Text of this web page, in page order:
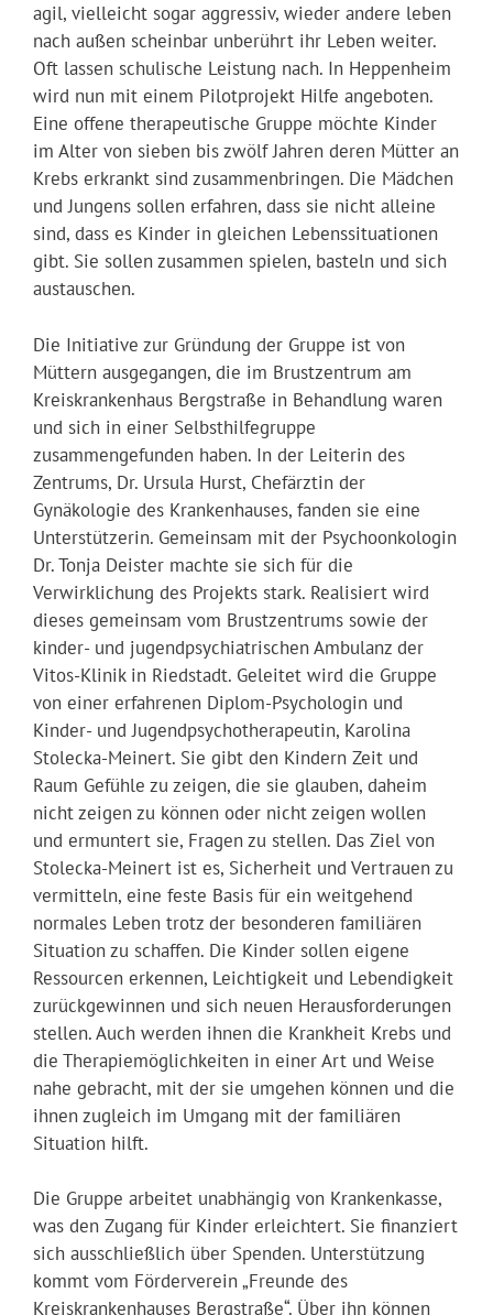
agil, vielleicht sogar aggressiv, wieder andere leben
nach außen scheinbar unberührt ihr Leben weiter.
Oft lassen schulische Leistung nach. In Heppenheim
wird nun mit einem Pilotprojekt Hilfe angeboten.
Eine offene therapeutische Gruppe möchte Kinder
im Alter von sieben bis zwölf Jahren deren Mütter an
Krebs erkrankt sind zusammenbringen. Die Mädchen
und Jungens sollen erfahren, dass sie nicht alleine
sind, dass es Kinder in gleichen Lebenssituationen
gibt. Sie sollen zusammen spielen, basteln und sich
austauschen.
Die Initiative zur Gründung der Gruppe ist von
Müttern ausgegangen, die im Brustzentrum am
Kreiskrankenhaus Bergstraße in Behandlung waren
und sich in einer Selbsthilfegruppe
zusammengefunden haben. In der Leiterin des
Zentrums, Dr. Ursula Hurst, Chefärztin der
Gynäkologie des Krankenhauses, fanden sie eine
Unterstützerin. Gemeinsam mit der Psychoonkologin
Dr. Tonja Deister machte sie sich für die
Verwirklichung des Projekts stark. Realisiert wird
dieses gemeinsam vom Brustzentrums sowie der
kinder- und jugendpsychiatrischen Ambulanz der
Vitos-Klinik in Riedstadt. Geleitet wird die Gruppe
von einer erfahrenen Diplom-Psychologin und
Kinder- und Jugendpsychotherapeutin, Karolina
Stolecka-Meinert. Sie gibt den Kindern Zeit und
Raum Gefühle zu zeigen, die sie glauben, daheim
nicht zeigen zu können oder nicht zeigen wollen
und ermuntert sie, Fragen zu stellen. Das Ziel von
Stolecka-Meinert ist es, Sicherheit und Vertrauen zu
vermitteln, eine feste Basis für ein weitgehend
normales Leben trotz der besonderen familiären
Situation zu schaffen. Die Kinder sollen eigene
Ressourcen erkennen, Leichtigkeit und Lebendigkeit
zurückgewinnen und sich neuen Herausforderungen
stellen. Auch werden ihnen die Krankheit Krebs und
die Therapiemöglichkeiten in einer Art und Weise
nahe gebracht, mit der sie umgehen können und die
ihnen zugleich im Umgang mit der familiären
Situation hilft.
Die Gruppe arbeitet unabhängig von Krankenkasse,
was den Zugang für Kinder erleichtert. Sie finanziert
sich ausschließlich über Spenden. Unterstützung
kommt vom Förderverein „Freunde des
Kreiskrankenhauses Bergstraße“. Über ihn können